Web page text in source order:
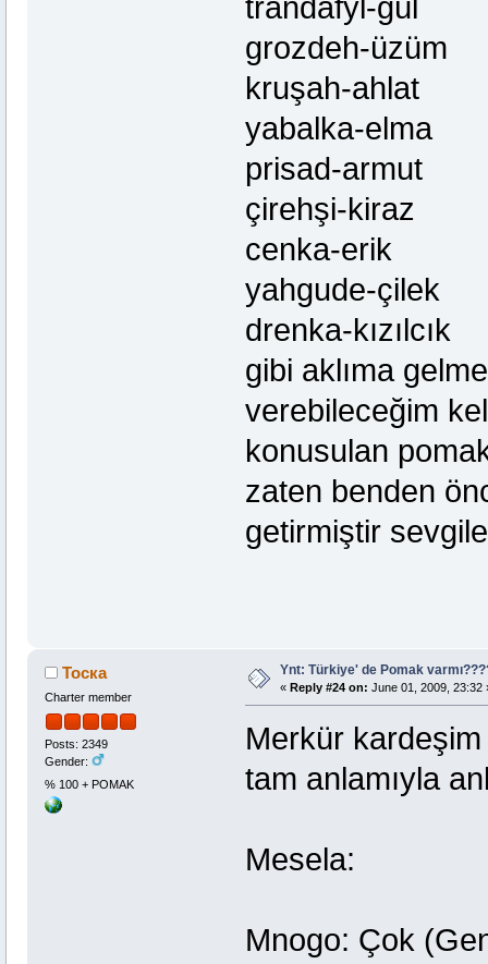
trandafyl-gül
grozdeh-üzüm
kruşah-ahlat
yabalka-elma
prisad-armut
çirehşi-kiraz
cenka-erik
yahgude-çilek
drenka-kızılcık
gibi aklıma
verebileceğim
konusulan
zaten benden
getirmiştir
Тоска
Charter member
Posts: 2349
Gender:
% 100 + POMAK
Ynt: Türkiye' de Pomak
« Reply #24 on: June 01, 2009, 23:32
Merkür
tam anlamıyla
Mesela:
Mnogo: Çok